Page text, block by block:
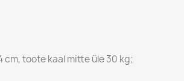
toote kaal mitte üle 30 kg;